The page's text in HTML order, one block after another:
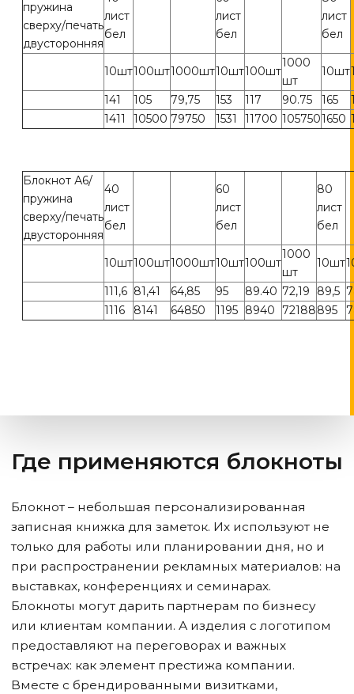
пружина
сверху/печать
двусторонняя
лист
бел
лист
бел
лист
бел
10шт100шт1000шт10шт100шт
1000
шт
10шт
141
105 79,75 153 117 90.75 165
1411
10500 79750 1531 11700 1057501650
Блокнот А6/
пружина
сверху/печать
двусторонняя
40
лист
бел
60
лист
бел
80
лист
бел
10шт100шт1000шт10шт100шт
1000
шт
10шт
111,6 81,41 64,85 95 89.40 72,19 89,5
1116
8141 64850 1195 8940 72188895
Где применяются блокноты
Блокнот – небольшая персонализированная
записная книжка для заметок. Их используют не
только для работы или планировании дня, но и
при распространении рекламных материалов: на
выставках, конференциях и семинарах.
Блокноты могут дарить партнерам по бизнесу
или клиентам компании. А изделия с логотипом
предоставляют на переговорах и важных
встречах: как элемент престижа компании.
Вместе с брендированными визитками,